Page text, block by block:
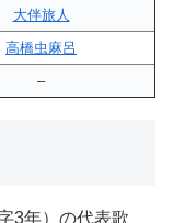
大伴旅人
高橋虫麻呂
–
3年）の代表歌